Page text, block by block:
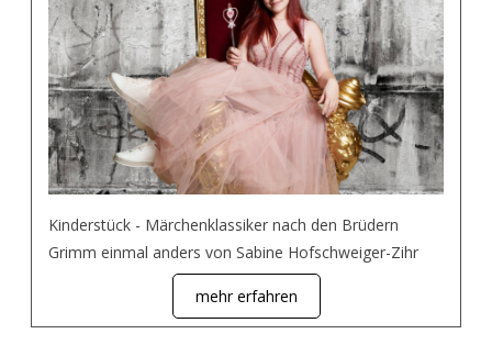
Kinderstück - Märchenklassiker nach den Brüdern
Grimm einmal anders von Sabine Hofschweiger-Zihr
mehr erfahren